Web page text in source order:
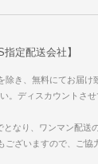
定配送会社】
除き、無料にてお届け
。ディスカウントさせ
なり、ワンマン配送
ございますので、ご協